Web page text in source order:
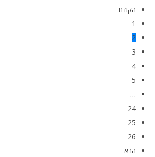
הקודם
1
2
3
4
5
…
24
25
26
הבא